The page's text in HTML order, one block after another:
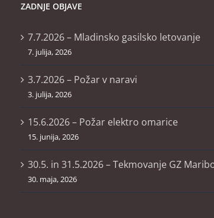
ZADNJE OBJAVE
7.7.2026 – Mladinsko gasilsko letovanje
7. julija, 2026
3.7.2026 – Požar v naravi
3. julija, 2026
15.6.2026 – Požar elektro omarice
15. junija, 2026
30.5. in 31.5.2026 – Tekmovanje GZ
30. maja, 2026